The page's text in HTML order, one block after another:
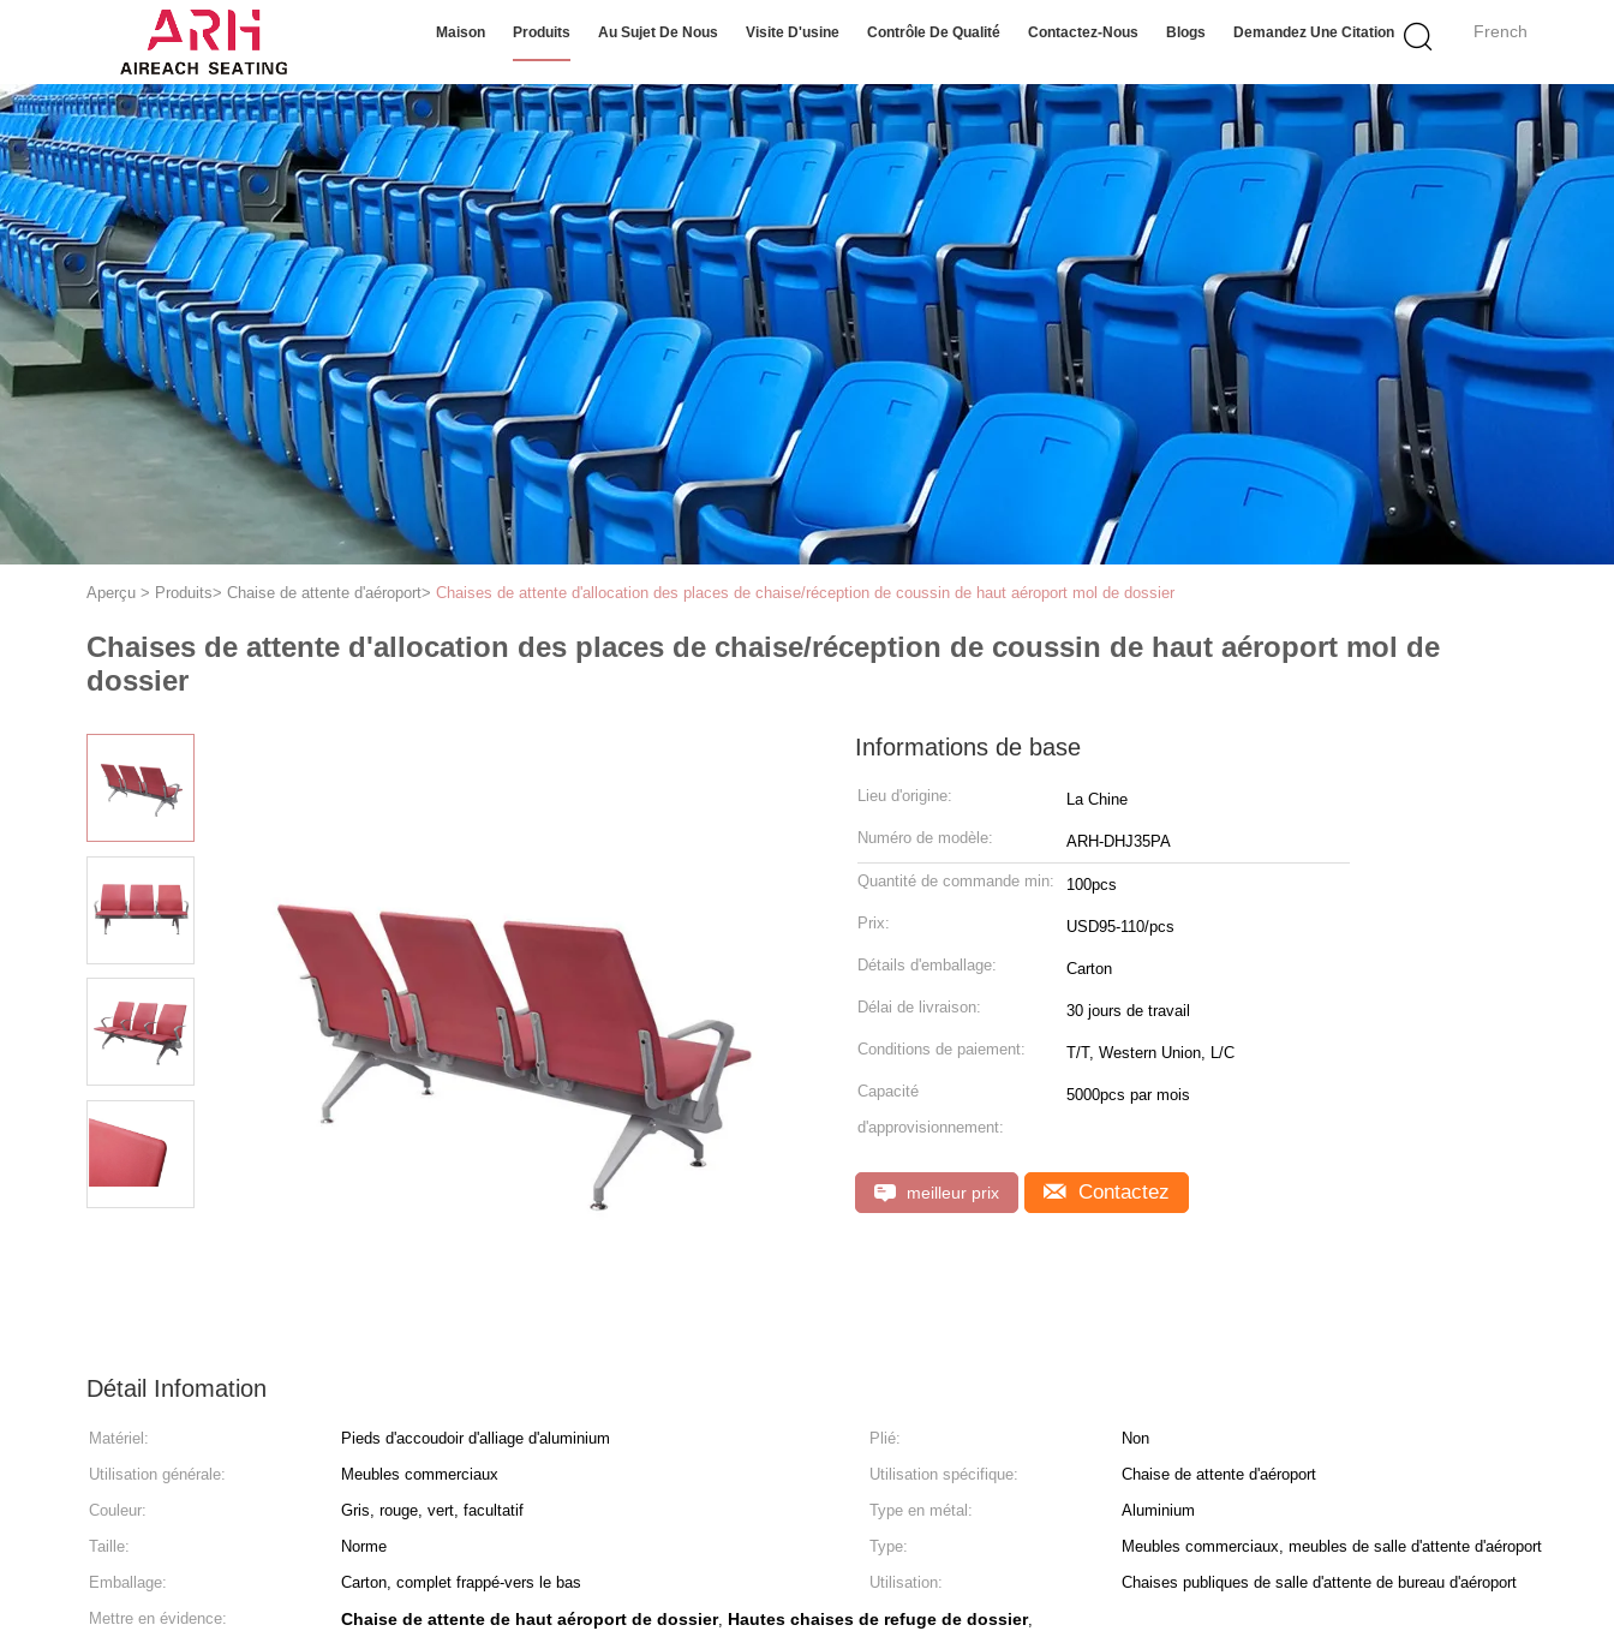
French
Maison Produits Au Sujet De Nous Visite D'usine Contrôle De Qualité Contactez-Nous Blogs Demandez Une Citation
Aperçu > Produits> Chaise de attente d'aéroport> Chaises de attente d'allocation des places de chaise/réception de coussin de haut aéroport mol de dossier
Chaises de attente d'allocation des places de chaise/réception de coussin de haut aéroport mol de
dossier
Informations de base
Lieu d'origine: La Chine
Numéro de modèle: ARH-DHJ35PA
Quantité de commande min: 100pcs
Prix: USD95-110/pcs
Détails d'emballage: Carton
Délai de livraison: 30 jours de travail
Conditions de paiement: T/T, Western Union, L/C
Capacité
d'approvisionnement:
5000pcs par mois
meilleur prix Contactez
Détail Infomation
Matériel: Pieds d'accoudoir d'alliage d'aluminium Plié:
Non
Utilisation générale:
Meubles commerciaux Utilisation spécifique:
Chaise de attente d'aéroport
Couleur:
Gris, rouge, vert, facultatif Type en métal:
Aluminium
Taille:
Norme Type:
Meubles commerciaux, meubles de salle d'attente d'aéroport
Emballage:
Carton, complet frappé-vers le bas Utilisation:
Chaises publiques de salle d'attente de bureau d'aéroport
Mettre en évidence:
Chaise de attente de haut aéroport de dossier, Hautes chaises de refuge de dossier,